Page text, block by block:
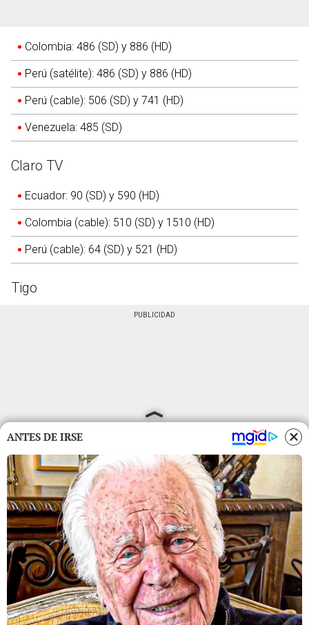
Colombia: 486 (SD) y 886 (HD)
Perú (satélite): 486 (SD) y 886 (HD)
Perú (cable): 506 (SD) y 741 (HD)
Venezuela: 485 (SD)
Claro TV
Ecuador: 90 (SD) y 590 (HD)
Colombia (cable): 510 (SD) y 1510 (HD)
Perú (cable): 64 (SD) y 521 (HD)
Tigo
ANTES DE IRSE